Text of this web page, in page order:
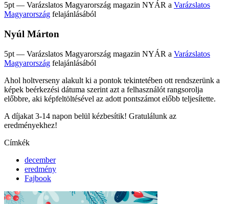
5pt — Varázslatos Magyarország magazin NYÁR a Varázslatos
Magyarország felajánlásából
Nyúl Márton
5pt — Varázslatos Magyarország magazin NYÁR a Varázslatos
Magyarország felajánlásából
Ahol holtverseny alakult ki a pontok tekintetében ott rendszerünk a
képek beérkezési dátuma szerint azt a felhasználót rangsorolja
előbbre, aki képfeltöltésével az adott pontszámot előbb teljesítette.
A díjakat 3-14 napon belül kézbesítik! Gratulálunk az
eredményekhez!
Címkék
december
eredmény
Fajbook